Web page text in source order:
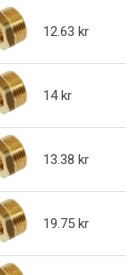
12.63
14
13.38
19.75